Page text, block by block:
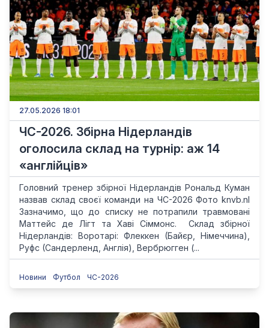
27.05.2026 18:01
ЧС-2026. Збірна Нідерландів
оголосила склад на турнір: аж 14
«англійців»
Головний тренер збірної Нідерландів Рональд Куман
назвав склад своєї команди на ЧС-2026 Фото knvb.nl
Зазначимо, що до списку не потрапили травмовані
Маттейс де Лігт та Хаві Сіммонс. Склад збірної
Нідерландів: Воротарі: Флеккен (Байєр, Німеччина),
Руфс (Сандерленд, Англія), Вербрюгген (...
Новини Футбол ЧС-2026